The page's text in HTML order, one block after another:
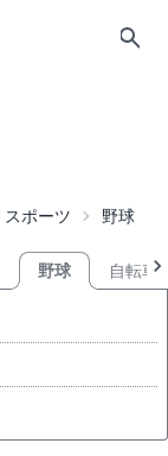
スポーツ 野球
野球 自転車